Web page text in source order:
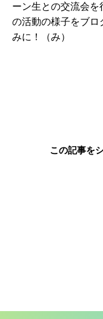
ーン生との交流会
の活動の様子をブロ
みに！（み）
この記事を